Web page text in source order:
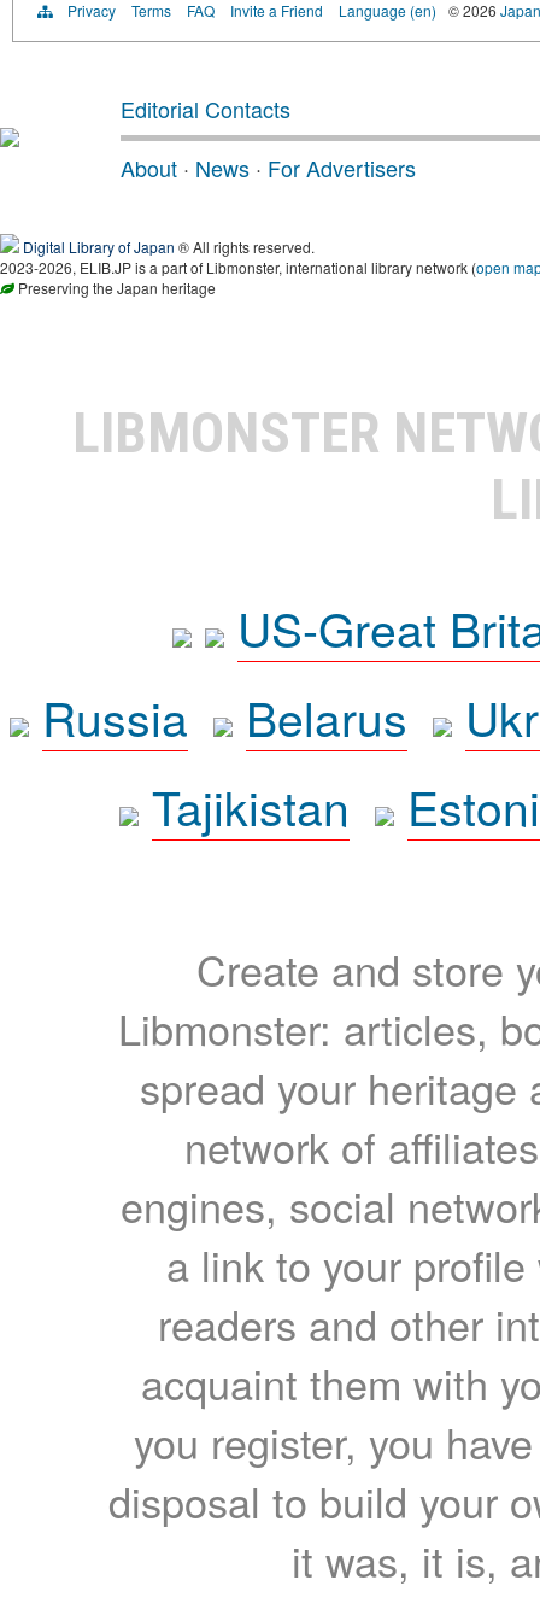
Privacy Terms FAQ Invite a Friend Language (en) © 2026
Editorial Contacts
About · News · For Advertisers
Digital Library of Japan ® All rights reserved.
2023-2026, ELIB.JP is a part of Libmonster, international library network (open
Preserving the Japan heritage
LIBMONSTER
US-Great
Russia
Belarus
Tajikistan
Create and store
Libmonster: articles,
spread your heritage
network of
engines, social
a link to your
readers and other
acquaint them with
you register, you
disposal to build your
it was, it is,